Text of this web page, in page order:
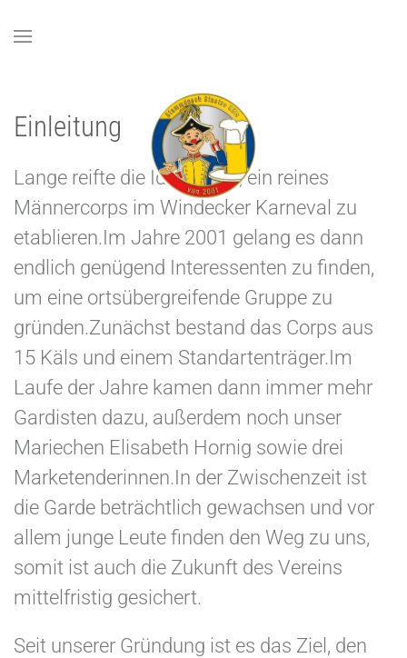
Einleitung
Lange reifte die Idee in mir, ein reines
Männercorps im Windecker Karneval zu
etablieren.Im Jahre 2001 gelang es dann
endlich genügend Interessenten zu finden,
um eine ortsübergreifende Gruppe zu
gründen.Zunächst bestand das Corps aus
15 Käls und einem Standartenträger.Im
Laufe der Jahre kamen dann immer mehr
Gardisten dazu, außerdem noch unser
Mariechen Elisabeth Hornig sowie drei
Marketenderinnen.In der Zwischenzeit ist
die Garde beträchtlich gewachsen und vor
allem junge Leute finden den Weg zu uns,
somit ist auch die Zukunft des Vereins
mittelfristig gesichert.
Seit unserer Gründung ist es das Ziel, den